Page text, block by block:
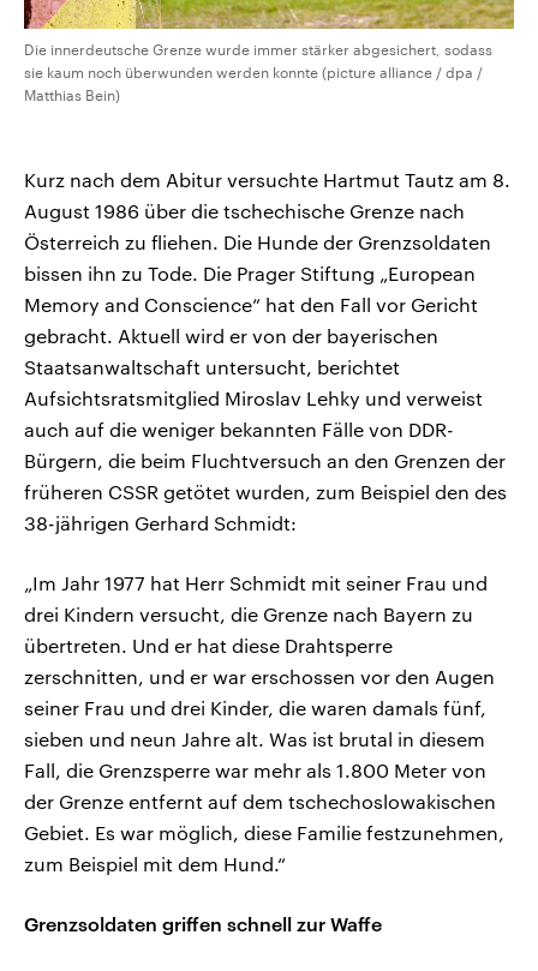
Die innerdeutsche Grenze wurde immer stärker abgesichert, sodass
sie kaum noch überwunden werden konnte (picture alliance / dpa /
Matthias Bein)
Kurz nach dem Abitur versuchte Hartmut Tautz am 8.
August 1986 über die tschechische Grenze nach
Österreich zu fliehen. Die Hunde der Grenzsoldaten
bissen ihn zu Tode. Die Prager Stiftung „European
Memory and Conscience“ hat den Fall vor Gericht
gebracht. Aktuell wird er von der bayerischen
Staatsanwaltschaft untersucht, berichtet
Aufsichtsratsmitglied Miroslav Lehky und verweist
auch auf die weniger bekannten Fälle von DDR-
Bürgern, die beim Fluchtversuch an den Grenzen der
früheren CSSR getötet wurden, zum Beispiel den des
38-jährigen Gerhard Schmidt:
„Im Jahr 1977 hat Herr Schmidt mit seiner Frau und
drei Kindern versucht, die Grenze nach Bayern zu
übertreten. Und er hat diese Drahtsperre
zerschnitten, und er war erschossen vor den Augen
seiner Frau und drei Kinder, die waren damals fünf,
sieben und neun Jahre alt. Was ist brutal in diesem
Fall, die Grenzsperre war mehr als 1.800 Meter von
der Grenze entfernt auf dem tschechoslowakischen
Gebiet. Es war möglich, diese Familie festzunehmen,
zum Beispiel mit dem Hund.“
Grenzsoldaten griffen schnell zur Waffe